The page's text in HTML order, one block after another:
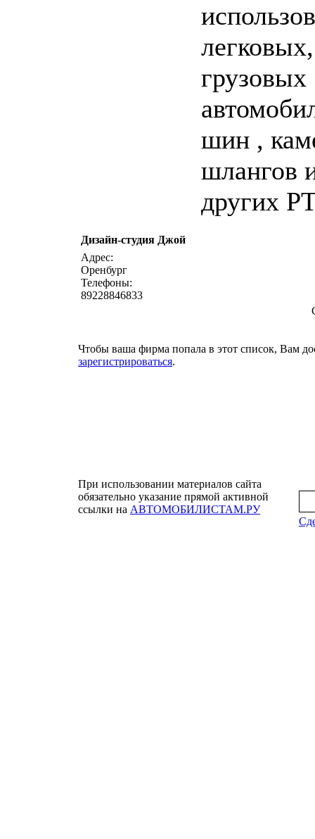
легковых,
грузовых
шин ,
шлангов
других
Дизайн-студия Джой
Адрес:
Оренбург
Телефоны:
89228846833
Чтобы ваша фирма попала в этот список, Вам
зарегистрироваться.
При использовании материалов сайта
обязательно указание прямой активной
ссылки на АВТОМОБИЛИСТАМ.РУ